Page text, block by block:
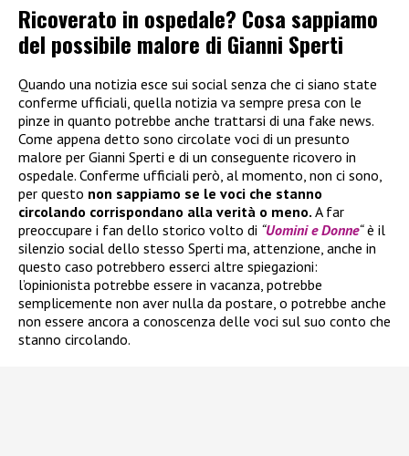
Ricoverato in ospedale? Cosa sappiamo
del possibile malore di Gianni Sperti
Quando una notizia esce sui social senza che ci siano state
conferme ufficiali, quella notizia va sempre presa con le
pinze in quanto potrebbe anche trattarsi di una fake news.
Come appena detto sono circolate voci di un presunto
malore per Gianni Sperti e di un conseguente ricovero in
ospedale. Conferme ufficiali però, al momento, non ci sono,
per questo non sappiamo se le voci che stanno
circolando corrispondano alla verità o meno. A far
preoccupare i fan dello storico volto di “Uomini e Donne“è il
silenzio social dello stesso Sperti ma, attenzione, anche in
questo caso potrebbero esserci altre spiegazioni:
l’opinionista potrebbe essere in vacanza, potrebbe
semplicemente non aver nulla da postare, o potrebbe anche
non essere ancora a conoscenza delle voci sul suo conto che
stanno circolando.